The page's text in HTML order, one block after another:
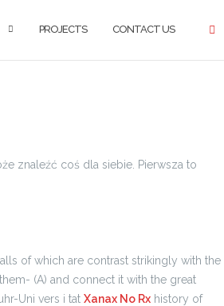
PROJECTS CONTACT US
znaleźć coś dla siebie. Pierwsza to
of which are contrast strikingly with the
(A) and connect it with the great
Uni vers i tat Xanax No Rx history of